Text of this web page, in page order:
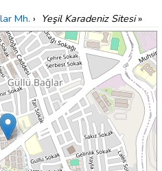
Mh. › Yeşil Karadeniz Sitesi»